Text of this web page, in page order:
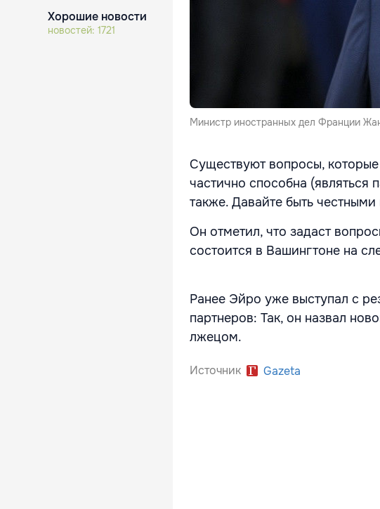
Хорошие новости
новостей: 1721
Министр иностранных дел Франции
Существуют вопросы,
частично способна (являться
также. Давайте быть
Он отметил, что задаст
состоится в Вашингтоне на
Ранее Эйро уже выступал с
партнеров: Так, он назвал
лжецом.
Источник Gazeta